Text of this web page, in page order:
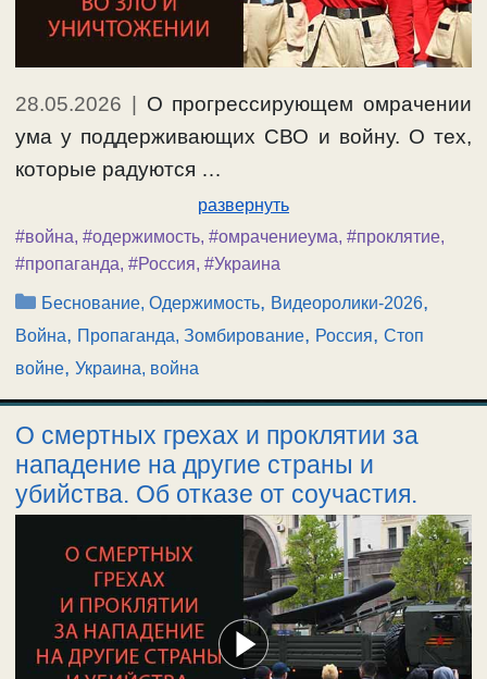
28.05.2026 | О прогрессирующем омрачении
ума у поддерживающих СВО и войну. О тех,
которые радуются …
развернуть
#война, #одержимость, #омрачениеума, #проклятие,
#пропаганда, #Россия, #Украина
Рубрики
Беснование, Одержимость, Видеоролики-2026,
Война, Пропаганда, Зомбирование, Россия, Стоп
войне, Украина, война
О смертных грехах и проклятии за
нападение на другие страны и
убийства. Об отказе от соучастия.